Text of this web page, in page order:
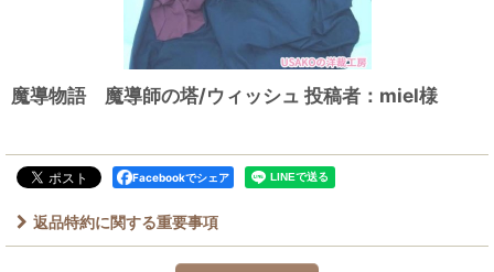
魔導物語 魔導師の塔/ウィッシュ 投稿者：miel様
Facebookでシェア
返品特約に関する重要事項